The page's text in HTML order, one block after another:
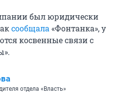
был юридически
сообщала«Фонтанка», у
косвенные связи с
отдела «Власть»